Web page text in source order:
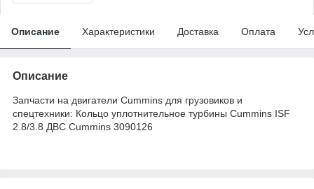
Описание Характеристики Доставка Оплата
Описание
Запчасти на двигатели Cummins для грузовиков и
спецтехники: Кольцо уплотнительное турбины Cummins ISF
2.8/3.8 ДВС Cummins 3090126